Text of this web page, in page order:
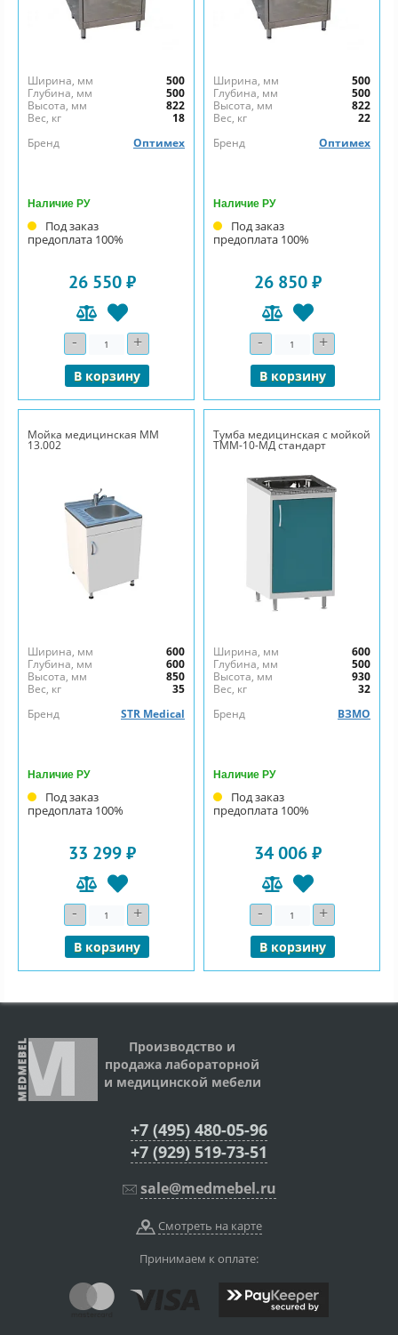
Ширина, мм
500
Глубина, мм
500
Высота, мм
822
Вес, кг
18
Бренд
Оптимех
Наличие РУ
Под заказ
предоплата 100%
26 550 ₽
- Количество+
В корзину
Ширина, мм
500
Глубина, мм
500
Высота, мм
822
Вес, кг
22
Бренд
Оптимех
Наличие РУ
Под заказ
предоплата 100%
26 850 ₽
- Количество+
В корзину
Мойка медицинская ММ
13.002
Ширина, мм
600
Глубина, мм
600
Высота, мм
850
Вес, кг
35
Бренд
STR Medical
Наличие РУ
Под заказ
предоплата 100%
33 299 ₽
- Количество+
В корзину
Тумба медицинская с мойкой
ТММ-10-МД стандарт
Ширина, мм
600
Глубина, мм
500
Высота, мм
930
Вес, кг
32
Бренд
ВЗМО
Наличие РУ
Под заказ
предоплата 100%
34 006 ₽
- Количество+
В корзину
Производство и
продажа лабораторной
и медицинской мебели
+7 (495) 480-05-96
+7 (929) 519-73-51
sale@medmebel.ru
Смотреть на карте
Принимаем к оплате: